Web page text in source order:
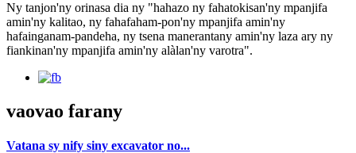
Ny tanjon'ny orinasa dia ny "hahazo ny fahatokisan'ny mpanjifa
amin'ny kalitao, ny fahafaham-pon'ny mpanjifa amin'ny
hafainganam-pandeha, ny tsena manerantany amin'ny laza ary ny
fiankinan'ny mpanjifa amin'ny alàlan'ny varotra".
vaovao farany
Vatana sy nify siny excavator no...